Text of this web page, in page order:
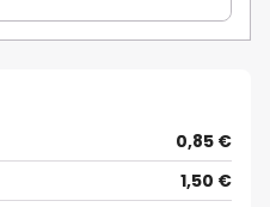
0,85 €
1,50 €